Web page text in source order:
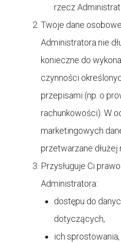
rzecz
Twoje dane
Administratora nie
konieczne do
czynności
przepisami (np. o
rachunkowości). W
marketingowych
przetwarzane dłużej
Przysługuje Ci
Administratora:
dostępu do
dotyczących,
ich sprostowania,